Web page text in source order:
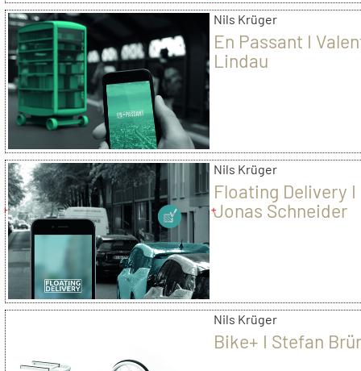
Nils Krüger
En Passant I
Lindau
Nils Krüger
Floating Delivery I
Jonas Schneider
Nils Krüger
Bike+ I Stefan